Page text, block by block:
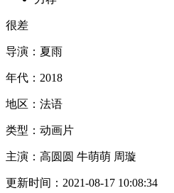
很差
导演： 夏雨
年代： 2018
地区： 法语
类型： 动画片
主演： 高圆圆 牛萌萌 周璇
更新时间： 2021-08-17 10:08:34